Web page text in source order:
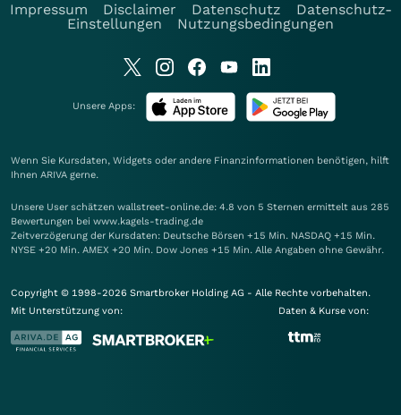
Impressum
Disclaimer Datenschutz
Datenschutz-
Einstellungen
Nutzungsbedingungen
Unsere Apps:
Wenn Sie Kursdaten, Widgets oder andere Finanzinformationen benötigen, hilft
Ihnen ARIVA gerne.
Unsere User schätzen wallstreet-online.de: 4.8 von 5 Sternen ermittelt aus 285
Bewertungen bei www.kagels-trading.de
Zeitverzögerung der Kursdaten: Deutsche Börsen +15 Min. NASDAQ +15 Min.
NYSE +20 Min. AMEX +20 Min. Dow Jones +15 Min. Alle Angaben ohne Gewähr.
Copyright © 1998-2026 Smartbroker Holding AG - Alle Rechte vorbehalten.
Mit Unterstützung von:
Daten & Kurse von: